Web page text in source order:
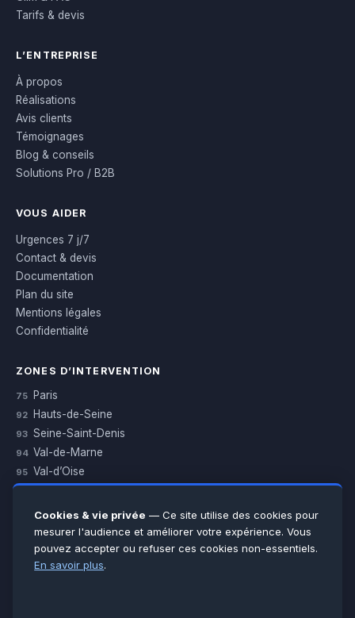
Tarifs & devis
L’ENTREPRISE
À propos
Réalisations
Avis clients
Témoignages
Blog & conseils
Solutions Pro / B2B
VOUS AIDER
Urgences 7 j/7
Contact & devis
Documentation
Plan du site
Mentions légales
Confidentialité
ZONES D’INTERVENTION
75 Paris
92 Hauts-de-Seine
93 Seine-Saint-Denis
94 Val-de-Marne
95 Val-d’Oise
Essonne
Seine-et-Marne
Voir toutes les villes →
Cookies & vie privée — Ce site utilise des cookies pour
mesurer l'audience et améliorer votre expérience. Vous
pouvez accepter ou refuser ces cookies non-essentiels.
En savoir plus.